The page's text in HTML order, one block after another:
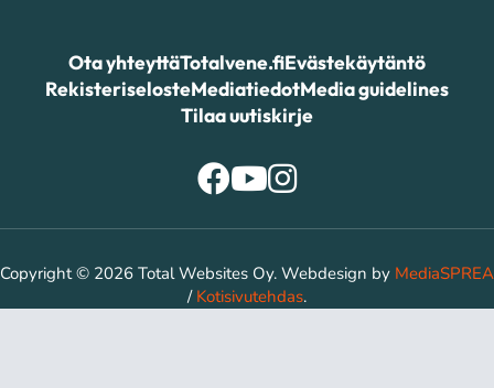
Ota yhteyttäTotalvene.fiEvästekäytäntö
RekisteriselosteMediatiedotMedia guidelines
Tilaa uutiskirje
Copyright © 2026 Total Websites Oy. Webdesign by MediaSPREA
/ Kotisivutehdas.